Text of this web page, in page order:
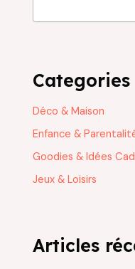
Categories
Déco & Maison
Enfance &
Goodies & Idées
Jeux & Loisirs
Articles